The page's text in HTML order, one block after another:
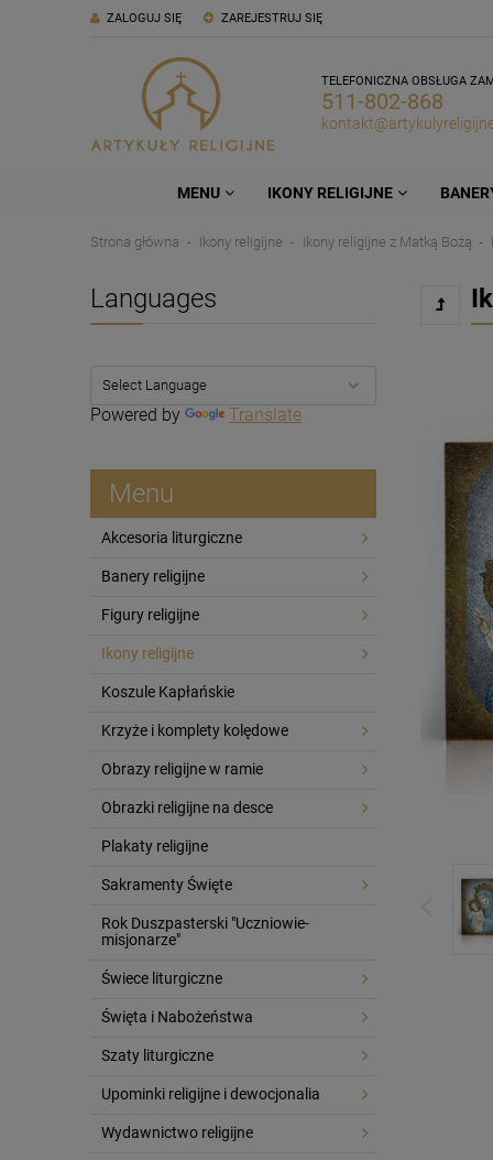
ZAREJESTRUJ SIĘ
ZALOGUJ SIĘ
TELEFONICZNA OBSŁUGA
511-802-868
MENU IKONY RELIGIJNE
Strona główna Ikony religijne Ikony religijne z Matką Bożą
Languages
Powered by Translate
Menu
Akcesoria liturgiczne
Banery religijne
Figury religijne
Ikony religijne
Koszule Kapłańskie
Krzyże i komplety kolędowe
Obrazy religijne w ramie
Obrazki religijne na desce
Plakaty religijne
Sakramenty Święte
Rok Duszpasterski "Uczniowie-
misjonarze"
Świece liturgiczne
Święta i Nabożeństwa
Szaty liturgiczne
Upominki religijne i dewocjonalia
Wydawnictwo religijne